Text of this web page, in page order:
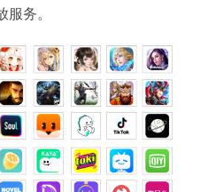
服务。